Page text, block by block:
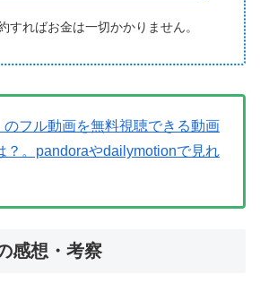
すればお金は一切かかりません。
のフル動画を無料視聴できる動画
？。pandoraやdailymotionで見れ
感想・考察